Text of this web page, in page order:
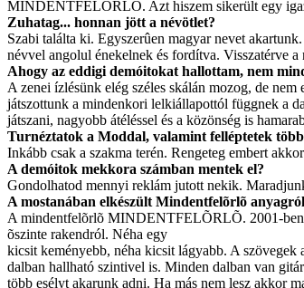
MINDENTFELÕRLÕ. Azt hiszem sikerült egy
Zuhatag... honnan jött a névötlet?
Szabi találta ki. Egyszerûen magyar nevet
névvel angolul énekelnek és fordítva. Visszatérve
Ahogy az eddigi demóitokat hallottam, nem
A zenei ízlésünk elég széles skálán mozog, de
játszottunk a mindenkori lelkiállapottól függnek a
játszani, nagyobb átéléssel és a közönség is
Turnéztatok a Moddal, valamint felléptetek
Inkább csak a szakma terén. Rengeteg embert
A demóitok mekkora számban mentek el?
Gondolhatod mennyi reklám jutott nekik.
A mostanában elkészült Mindentfelõrlõ
A mindentfelõrlõ MINDENTFELÕRLÕ. 2001-ben
õszinte rakendról. Néha egy
kicsit keményebb, néha kicsit lágyabb. A
dalban hallható szintivel is. Minden dalban van
több esélyt akarunk adni. Ha más nem lesz akkor